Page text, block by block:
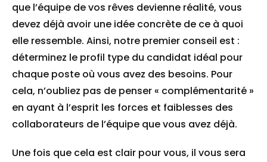
que l’équipe de vos rêves devienne réalité, vous
devez déjà avoir une idée concrète de ce à quoi
elle ressemble. Ainsi, notre premier conseil est :
déterminez le profil type du candidat idéal pour
chaque poste où vous avez des besoins. Pour
cela, n’oubliez pas de penser « complémentarité »
en ayant à l’esprit les forces et faiblesses des
collaborateurs de l’équipe que vous avez déjà.
Une fois que cela est clair pour vous, il vous sera